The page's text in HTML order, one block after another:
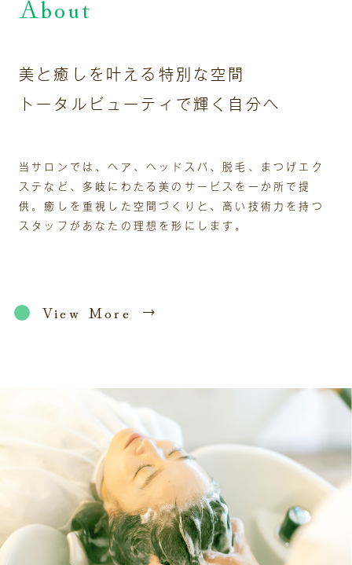
美と癒しを叶える特別な空間
トータルビューティで輝く自分へ
当サロンでは、ヘア、ヘッドスパ、脱毛、まつげエク
ステなど、多岐にわたる美のサービスを一か所で提
供。癒しを重視した空間づくりと、高い技術力を持つ
スタッフがあなたの理想を形にします。
View More